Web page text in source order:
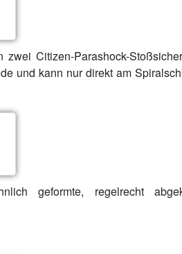
Citizen-Parashock-
und kann nur direkt am
geformte, regelrecht